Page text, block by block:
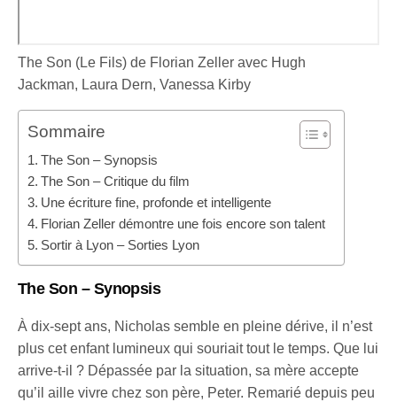
The Son (Le Fils) de Florian Zeller avec Hugh
Jackman, Laura Dern, Vanessa Kirby
Sommaire
The Son – Synopsis
The Son – Critique du film
Une écriture fine, profonde et intelligente
Florian Zeller démontre une fois encore son talent
Sortir à Lyon – Sorties Lyon
The Son – Synopsis
À dix-sept ans, Nicholas semble en pleine dérive, il n’est
plus cet enfant lumineux qui souriait tout le temps. Que lui
arrive-t-il ? Dépassée par la situation, sa mère accepte
qu’il aille vivre chez son père, Peter. Remarié depuis peu